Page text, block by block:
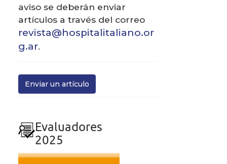
i
d
o
p
i
n
p
l
aviso se deberán enviar
artículos a través del correo
revista@hospitalitaliano.or
g.ar.
Enviar
unEnviar un artículo
evaluadores
Evaluadores
2025